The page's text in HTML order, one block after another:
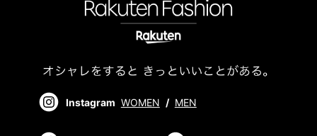
Instagram WOMEN / MEN